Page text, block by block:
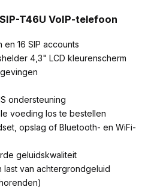
T46U VoIP-telefoon
16 SIP accounts
4,3" LCD kleurenscherm
ondersteuning
voeding los te bestellen
opslag of Bluetooth- en WiFi-
geluidskwaliteit
last van achtergrondgeluid